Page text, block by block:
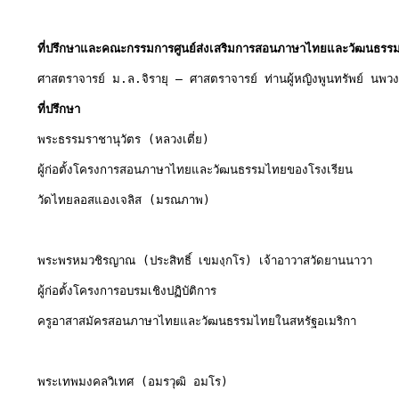
ที่ปรึกษาและคณะกรรมการศูนย์ส่งเสริมการสอนภาษาไทยและวัฒนธรร
ศาสตราจารย์ ม.ล.จิรายุ – ศาสตราจารย์ ท่านผู้หญิงพูนทรัพย์ นพว
ที่ปรึกษา
พระธรรมราชานุวัตร (หลวงเตี่ย)
ผู้ก่อตั้งโครงการสอนภาษาไทยและวัฒนธรรมไทยของโรงเรียน
วัดไทยลอสแองเจลิส (มรณภาพ)
พระพรหมวชิรญาณ (ประสิทธิ์ เขมงฺกโร) เจ้าอาวาสวัดยานนาวา
ผู้ก่อตั้งโครงการอบรมเชิงปฏิบัติการ
ครูอาสาสมัครสอนภาษาไทยและวัฒนธรรมไทยในสหรัฐอเมริกา
พระเทพมงคลวิเทศ (อมรวุฒิ อมโร)